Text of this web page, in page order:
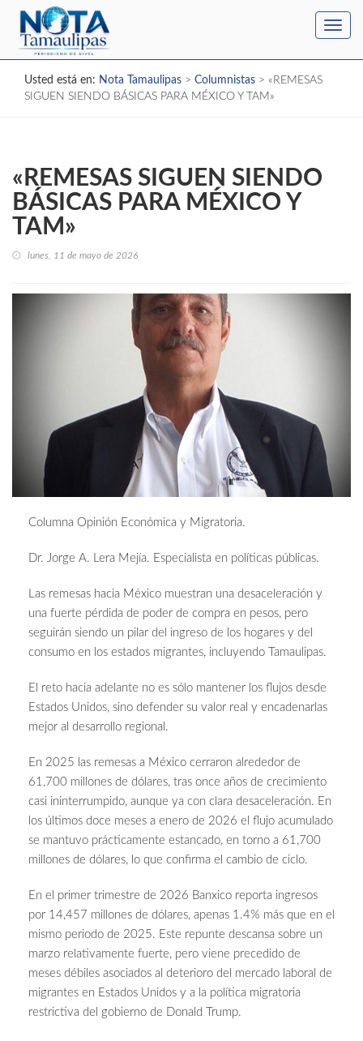
Usted está en: Nota Tamaulipas > Columnistas > «REMESAS
SIGUEN SIENDO BÁSICAS PARA MÉXICO Y TAM»
«REMESAS SIGUEN SIENDO
BÁSICAS PARA MÉXICO Y
TAM»
lunes, 11 de mayo de 2026
Columna Opinión Económica y Migratoria.
Dr. Jorge A. Lera Mejía. Especialista en políticas públicas.
Las remesas hacia México muestran una desaceleración y
una fuerte pérdida de poder de compra en pesos, pero
seguirán siendo un pilar del ingreso de los hogares y del
consumo en los estados migrantes, incluyendo Tamaulipas.
El reto hacia adelante no es sólo mantener los flujos desde
Estados Unidos, sino defender su valor real y encadenarlas
mejor al desarrollo regional.
En 2025 las remesas a México cerraron alrededor de
61,700 millones de dólares, tras once años de crecimiento
casi ininterrumpido, aunque ya con clara desaceleración. En
los últimos doce meses a enero de 2026 el flujo acumulado
se mantuvo prácticamente estancado, en torno a 61,700
millones de dólares, lo que confirma el cambio de ciclo.
En el primer trimestre de 2026 Banxico reporta ingresos
por 14,457 millones de dólares, apenas 1.4% más que en el
mismo periodo de 2025. Este repunte descansa sobre un
marzo relativamente fuerte, pero viene precedido de
meses débiles asociados al deterioro del mercado laboral de
migrantes en Estados Unidos y a la política migratoria
restrictiva del gobierno de Donald Trump.